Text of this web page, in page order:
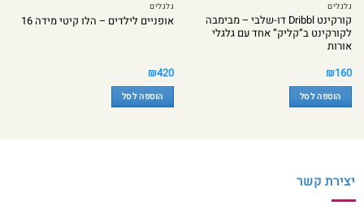
גלגלים
קורקינט Dribbl דו-שלבי – מבימבה
לקורקינט ב”קליק” אחד עם גלגלי
אורות
₪160
הוספה לסל
גלגלים
אופניים לילדים – הלו קיטי מידה 16
₪420
הוספה לסל
יצירת קשר